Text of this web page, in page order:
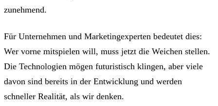
zunehmend.
Für Unternehmen und Marketingexperten bedeutet dies:
Wer vorne mitspielen will, muss jetzt die Weichen stellen.
Die Technologien mögen futuristisch klingen, aber viele
davon sind bereits in der Entwicklung und werden
schneller Realität, als wir denken.